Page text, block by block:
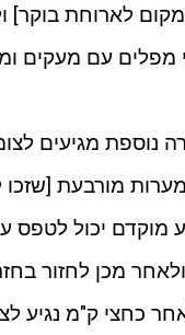
לארוחת בוקר]
מפלים עם מעקים
נוספת מגיעים
מורבעת
מוקדם יכול לטפס
מכן לחזור
כחצי ק"מ נגיע